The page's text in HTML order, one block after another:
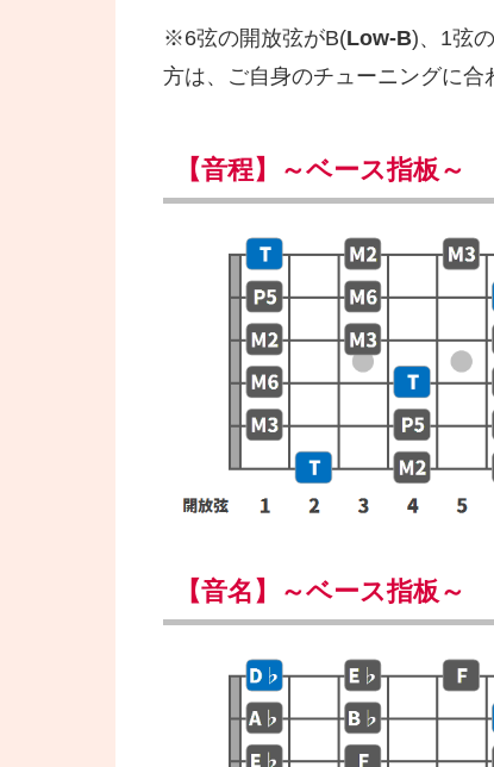
※6弦の開放弦がB(Low-B)、1弦
方は、ご自身のチューニングに合
【音程】～ベース指板～
【音名】～ベース指板～